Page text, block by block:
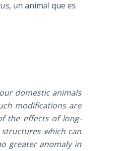
, un animal que es
domestic animals
modifications are
the effects of long-
which can
greater anomaly in